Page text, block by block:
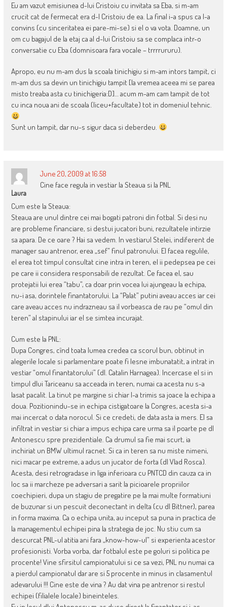
Eu am vazut emisiunea d-lui Cristoiu cu invitata sa Eba, si m-am
crucit cat de fermecat era d-l Cristoiu de ea. La final i-a spus ca l-a
convins (cu sinceritatea ei pare-mi-se) si el o va vota. Doamne, un
om cu bagajul de la etaj ca al d-lui Cristoiu sa se complaca intr-o
conversatie cu Eba (domnisoara fara vocale – trrrrururu).
Apropo, eu nu m-am dus la scoala tinichigiu si m-am intors tampit, ci
m-am dus sa devin un tinichigiu tampit [la vremea aceea mi se parea
misto treaba asta cu tinichigeria:D]… acum m-am cam tampit de tot
cu inca noua ani de scoala (liceu+facultate) tot in domeniul tehnic.
Sunt un tampit, dar nu-s sigur daca si deberdeu.
Laura
June 20, 2009 at 16:58
Cine face regula in vestiar la Steaua si la PNL
Cum este la Steaua:
Steaua are unul dintre cei mai bogati patroni din fotbal. Si desi nu
are probleme financiare, si destui jucatori buni, rezultatele intirzie
sa apara. De ce oare ? Hai sa vedem. In vestiarul Stelei, indiferent de
manager sau antrenor, erea „sef” finul patronului. El facea regulile,
el erea tot timpul consultat cine intra in teren, el ii pedepsea pe cei
pe care ii considera responsabili de rezultat. Ce facea el, sau
protejatii lui erea “tabu”, ca doar prin vocea lui ajungeau la echipa,
nu-i asa, dorintele finantatorului. La “Palat” putini aveau acces iar cei
care aveau acces nu indrazneau sa il vorbeasca de rau pe “omul din
teren” al stapinului iar el se simtea incurajat.
Cum este la PNL:
Dupa Congres, cînd toata lumea credea ca scorul bun, obtinut in
alegerile locale si parlamentare poate fi lesne imbunatatit, a intrat in
vestiar “omul finantatorului” (dl. Catalin Harnagea). Incercase el si in
timpul dlui Tariceanu sa acceada in teren, numai ca acesta nu s-a
lasat pacalit. La tinut pe margine si chiar l-a trimis sa joace la echipa a
doua. Pozitionindu-se in echipa cistigatoare la Congres, acesta si-a
mai incercat o data norocul. Si ce credeti, de data asta ia mers. El sa
infiltrat in vestiar si chiar a impus echipa care urma sa il poarte pe dl
Antonescu spre prezidentiale. Ca drumul sa fie mai scurt, ia
inchiriat un BMW ultimul racnet. Si ca in teren sa nu miste nimeni,
nici macar pe extreme, a adus un jucator de forta (dl Vlad Rosca).
Acesta, desi retrogradase in liga inferioara cu PNTCD din cauza ca in
loc sa ii marcheze pe adversari a sarit la picioarele propriilor
coechipieri, dupa un stagiu de pregatire pe la mai multe formatiuni
de buzunar si un pescuit deconectant in delta (cu dl Bittner), parea
in forma maxima. Ca o echipa unita, au inceput sa puna in practica de
la managementul echipei pina la strategia de joc. Nu stiu cum sa
descurcat PNL-ul atitia ani fara „know-how-ul” si experienta acestor
profesionisti. Vorba vorba, dar fotbalul este pe goluri si politica pe
procente! Vine sfirsitul campionatului si ce sa vezi, PNL nu numai ca
a pierdul campionatul dar are si 5 procente in minus in clasamentul
adevarului !!! Cine este de vina ? Au dat vina pe antrenor si restul
echipei (filialele locale) bineinteles.